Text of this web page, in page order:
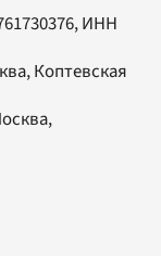
ИНН
Коптевская
,